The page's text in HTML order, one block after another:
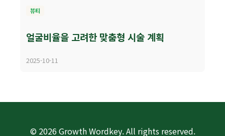
뷰티
얼굴비율을 고려한 맞춤형 시술 계획
2025-10-11
© 2026 Growth Wordkey. All rights reserved.